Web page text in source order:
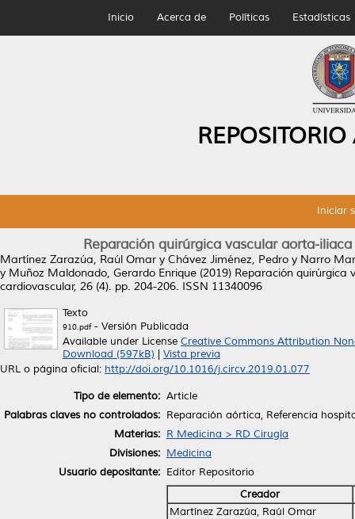
Inicio Acerca de Políticas Estadísticas
Iniciar
Reparación quirúrgica vascular aorta-
Martínez Zarazúa, Raúl Omar y Chávez Jiménez, Pedro y Narro
y Muñoz Maldonado, Gerardo Enrique (2019) Reparación quirúrgica
cardiovascular, 26 (4). pp. 204-206. ISSN 11340096
Texto
910.pdf- Versión Publicada
Available under License Creative Commons Attribution
Download (597kB)
Vista previa
URL o página oficial: http://doi.org/10.1016/j.circv.2019.01.077
Tipo de elemento: Article
Palabras claves no controlados: Reparación aórtica, Referencia
Materias: R Medicina > RD Cirugía
Divisiones: Medicina
Usuario depositante: Editor Repositorio
Creador
Martínez Zarazúa, Raúl Omar